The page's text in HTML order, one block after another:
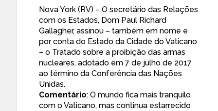
Nova York (RV) – O secretário das Relações
com os Estados, Dom Paul Richard
Gallagher, assinou – também em nome e
por conta do Estado da Cidade do Vaticano
– o Tratado sobre a proibição das armas
nucleares, adotado em 7 de julho de 2017
ao término da Conferência das Nações
Unidas.
Comentário: O mundo fica mais tranquilo
com o Vaticano, mas continua estarrecido